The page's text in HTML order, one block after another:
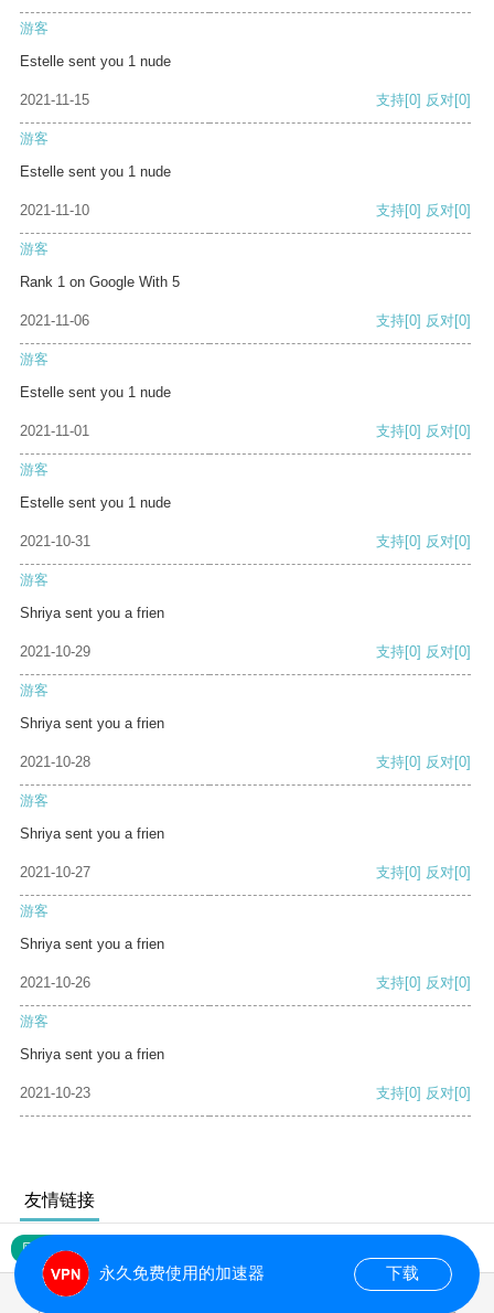
游客
Estelle sent you 1 nude
2021-11-15 支持[0] 反对[0]
游客
Estelle sent you 1 nude
2021-11-10 支持[0] 反对[0]
游客
Rank 1 on Google With 5
2021-11-06 支持[0] 反对[0]
游客
Estelle sent you 1 nude
2021-11-01 支持[0] 反对[0]
游客
Estelle sent you 1 nude
2021-10-31 支持[0] 反对[0]
游客
Shriya sent you a frien
2021-10-29 支持[0] 反对[0]
游客
Shriya sent you a frien
2021-10-28 支持[0] 反对[0]
游客
Shriya sent you a frien
2021-10-27 支持[0] 反对[0]
游客
Shriya sent you a frien
2021-10-26 支持[0] 反对[0]
游客
Shriya sent you a frien
2021-10-23 支持[0] 反对[0]
友情链接
网站地图
永久免费使用的加速器 下载